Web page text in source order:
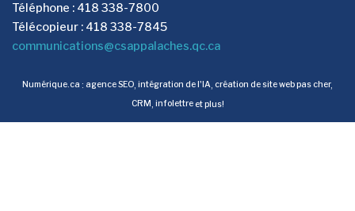
Téléphone : 418 338-7800
Télécopieur : 418 338-7845
communications@csappalaches.qc.ca
Numérique.ca : agence SEO intégration de l'IA création de site web pas cher,
CRM infolettreet plus!